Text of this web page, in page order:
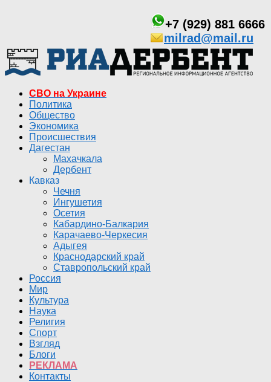
+7 (929) 881 6666
milrad@mail.ru
СВО на Украине
Политика
Общество
Экономика
Происшествия
Дагестан
Махачкала
Дербент
Кавказ
Чечня
Ингушетия
Осетия
Кабардино-Балкария
Карачаево-Черкесия
Адыгея
Краснодарский край
Ставропольский край
Россия
Мир
Культура
Наука
Религия
Спорт
Взгляд
Блоги
РЕКЛАМА
Контакты